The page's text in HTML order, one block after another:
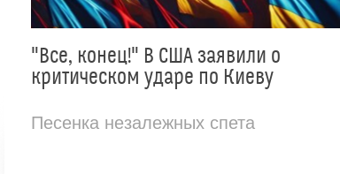
"Все, конец!" В США заявили о
критическом ударе по Киеву
Песенка незалежных спета